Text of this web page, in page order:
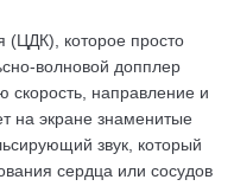
(ЦДК), которое просто
волновой допплер
скорость, направление и
на экране знаменитые
звук, который
сердца или сосудов